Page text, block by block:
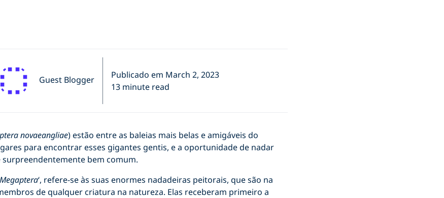
Guest Blogger
Publicado em March 2, 2023
13 minute read
novaeangliae) estão entre as baleias mais belas e amigáveis do
para encontrar esses gigantes gentis, e a oportunidade de nadar
bem comum.
Megaptera‘, refere-se às suas enormes nadadeiras peitorais, que são na
de qualquer criatura na natureza. Elas receberam primeiro a